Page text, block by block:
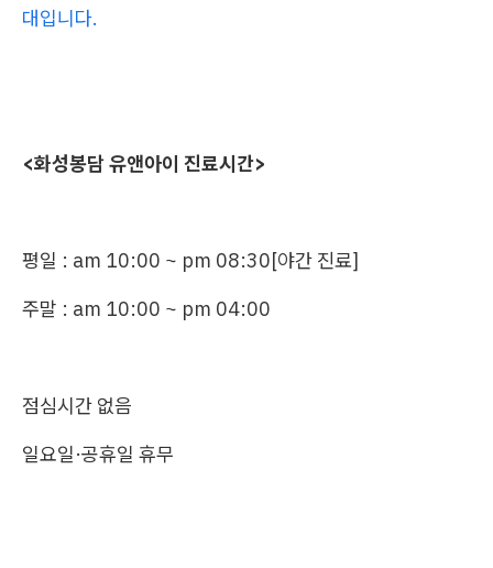
대입니다.
<화성봉담 유앤아이 진료시간>
평일 : am 10:00 ~ pm 08:30[야간 진료]
주말 : am 10:00 ~ pm 04:00
점심시간 없음
일요일·공휴일 휴무